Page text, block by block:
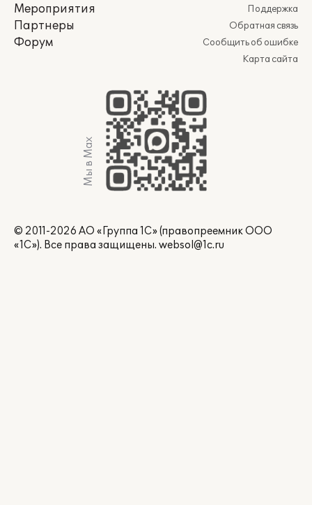
Мероприятия
Партнеры
Форум
Поддержка
Обратная связь
Сообщить об ошибке
Карта сайта
Мы в Max
© 2011-2026 АО «Группа 1С» (правопреемник ООО
«1С»). Все права защищены. websol@1c.ru